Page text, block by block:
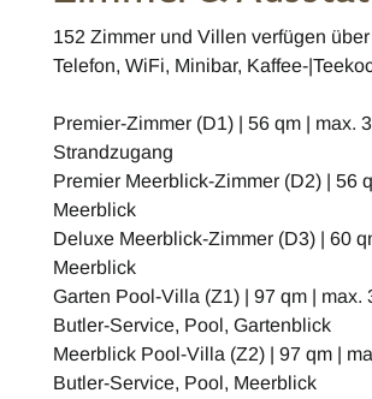
152 Zimmer und Villen verfügen
Telefon, WiFi, Minibar, Kaffee-
Premier-Zimmer (D1) | 56 qm | max.
Strandzugang
Premier Meerblick-Zimmer (D2) | 56
Meerblick
Deluxe Meerblick-Zimmer (D3) | 60
Meerblick
Garten Pool-Villa (Z1) | 97 qm | max.
Butler-Service, Pool, Gartenblick
Meerblick Pool-Villa (Z2) | 97 qm |
Butler-Service, Pool, Meerblick